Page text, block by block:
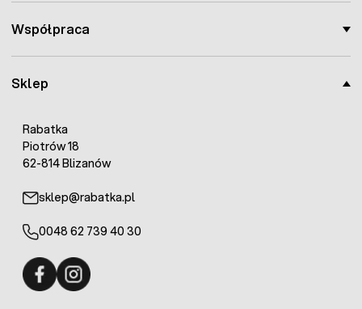
Sklep
Rabatka
Piotrów 18
62-814 Blizanów
sklep@rabatka.pl
0048 62 739 40 30
Współpraca